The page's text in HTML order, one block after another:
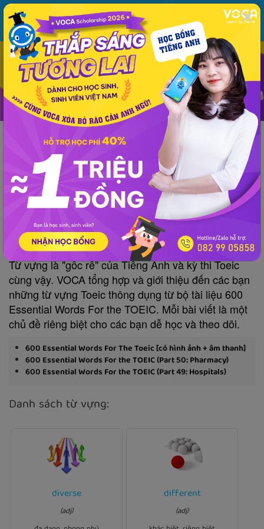
MENU ĐĂNG NHẬP
Từ vựng Ngữ pháp Mẫu câu Học phát âm Luyện viết
Thông tin chung
Kinh nghiệm
Tài liệu TOEIC
TOEIC
Tài liệu TOEIC
600 Essential Words For the TOEIC (Part
17: Ordering Supplies)
VOCA đăng lúc 17:30 14/11/2018
Từ vựng là "gốc rễ" của Tiếng Anh và kỳ thi Toeic
cùng vậy. VOCA tổng hợp và giới thiệu đến các bạn
những từ vựng Toeic thông dụng từ bộ tài liệu 600
Essential Words For the TOEIC. Mỗi bài viết là một
chủ đề riêng biệt cho các bạn dễ học và theo dõi.
600 Essential Words For The Toeic [có hình ảnh + âm thanh]
600 Essential Words For the TOEIC (Part 50: Pharmacy)
600 Essential Words For the TOEIC (Part 49: Hospitals)
Danh sách từ vựng:
diverse
(adj)
Ví dụ:
My interests are very
diverse
different
(adj)
Ví dụ:
Each of teachers has a
teaching method.